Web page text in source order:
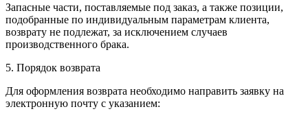
Запасные части, поставляемые под заказ, а также позиции,
подобранные по индивидуальным параметрам клиента,
возврату не подлежат, за исключением случаев
производственного брака.
5. Порядок возврата
Для оформления возврата необходимо направить заявку на
электронную почту с указанием: